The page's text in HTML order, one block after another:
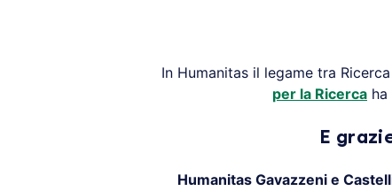
In Humanitas il legame tra
per la Ricerca
E
Humanitas Gavazzeni e